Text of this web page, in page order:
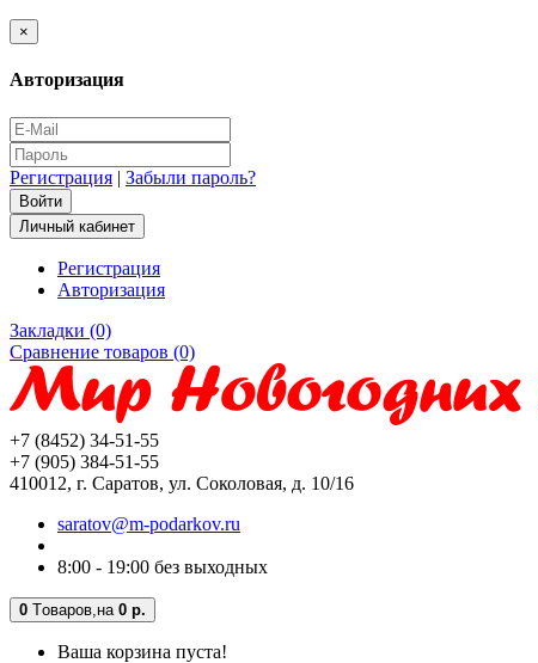
×
Авторизация
Регистрация | Забыли пароль?
Личный кабинет
Регистрация
Авторизация
Закладки (0)
Сравнение товаров (0)
+7 (8452) 34-51-55
+7 (905) 384-51-55
410012, г. Саратов, ул. Соколовая, д. 10/16
saratov@m-podarkov.ru
8:00 - 19:00 без выходных
0 Tоваров, на 0 р.
Ваша корзина пуста!